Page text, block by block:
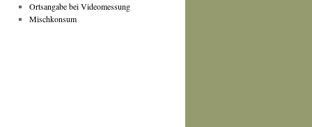
Ortsangabe bei Videomessung
Mischkonsum